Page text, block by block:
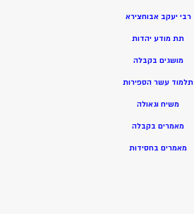
רבי יעקב אבוחצירא
תת מודע יהדות
מושגים בקבלה
תלמוד עשר הספירות
משיח וגאולה
מאמרים בקבלה
מאמרים בחסידות